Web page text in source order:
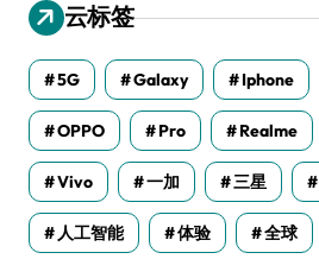
云标签
5G Galaxy Iphone
OPPO Pro Realme
Vivo 一加 三星
人工智能 体验 全球